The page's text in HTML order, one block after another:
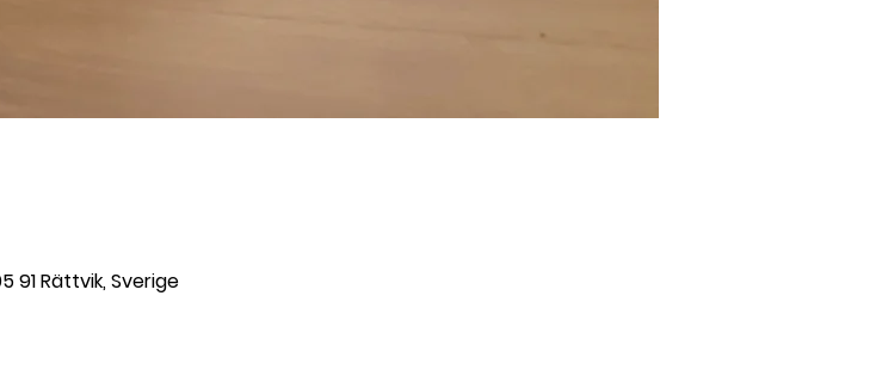
91 Rättvik, Sverige